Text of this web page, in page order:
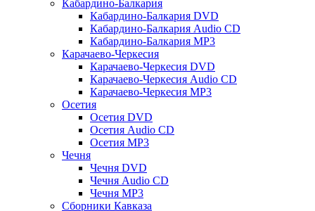
Кабардино-Балкария
Кабардино-Балкария DVD
Кабардино-Балкария Audio CD
Кабардино-Балкария MP3
Карачаево-Черкесия
Карачаево-Черкесия DVD
Карачаево-Черкесия Audio CD
Карачаево-Черкесия MP3
Осетия
Осетия DVD
Осетия Audio CD
Осетия MP3
Чечня
Чечня DVD
Чечня Audio CD
Чечня MP3
Сборники Кавказа